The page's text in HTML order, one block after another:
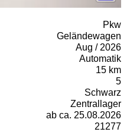
Pkw
Geländewagen
Aug / 2026
Automatik
15 km
5
Schwarz
Zentrallager
ab ca. 25.08.2026
21277